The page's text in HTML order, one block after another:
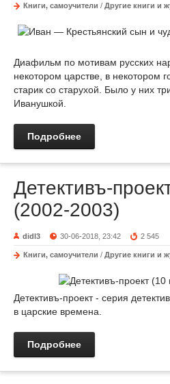
Книги, самоучители / Другие книги и
Диафильм по мотивам русских
некотором царстве, в некотором
старик со старухой. Было у них
Иванушкой.
Подробнее
Детективъ-
(2002-2003)
didl3 30-06-2018, 23:42 2 545
Книги, самоучители / Другие книги и
Детективъ-проект - серия
в царские времена.
Подробнее